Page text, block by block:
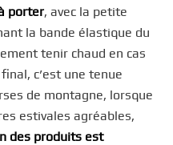
porter, avec la petite
la bande élastique du
tenir chaud en cas
c’est une tenue
de montagne, lorsque
estivales agréables,
des produits est